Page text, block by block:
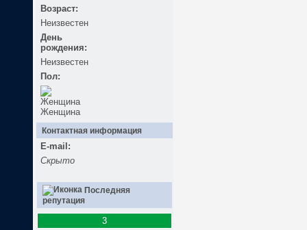
Возраст:
Неизвестен
День
рождения:
Неизвестен
Пол:
Женщина
Контактная информация
E-mail:
Скрыто
Последняя
репутация
3